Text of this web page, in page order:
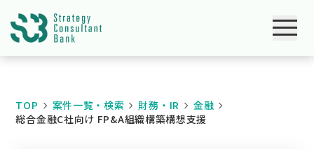
TOP 案件一覧・検索 財務・IR
金融
総合金融C社向け FP&A組織構築構想支援